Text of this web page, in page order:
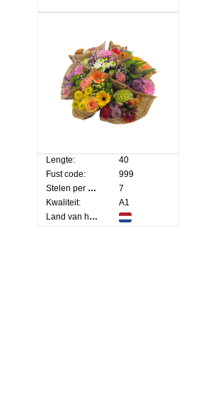
Lengte:
40
Fust code:
999
Stelen per bos:
7
Kwaliteit:
A1
Land van herkomst: